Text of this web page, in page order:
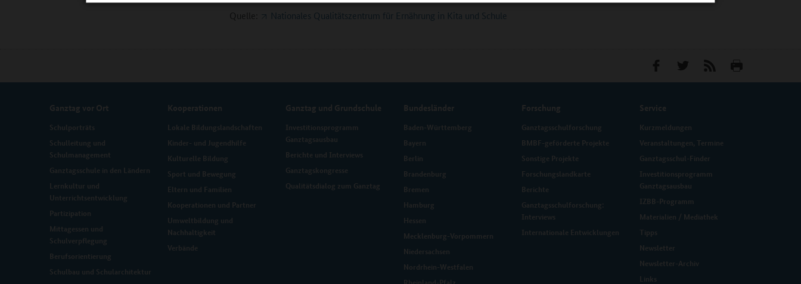
Quelle:
Nationales Qualitätszentrum für Ernährung in Kita und Schule
Ganztag vor Ort
Schulporträts
Schulleitung und
Schulmanagement
Ganztagsschule in den Ländern
Lernkultur und
Unterrichtsentwicklung
Partizipation
Mittagessen und
Schulverpflegung
Berufsorientierung
Schulbau und Schularchitektur
Kooperationen
Lokale Bildungslandschaften
Kinder- und Jugendhilfe
Kulturelle Bildung
Sport und Bewegung
Eltern und Familien
Kooperationen und Partner
Umweltbildung und
Nachhaltigkeit
Verbände
Ganztag und Grundschule
Investitionsprogramm
Ganztagsausbau
Berichte und Interviews
Ganztagskongresse
Qualitätsdialog zum Ganztag
Bundesländer
Baden-Württemberg
Bayern
Berlin
Brandenburg
Bremen
Hamburg
Hessen
Mecklenburg-Vorpommern
Niedersachsen
Nordrhein-Westfalen
Forschung
Ganztagsschulforschung
BMBF-geförderte Projekte
Sonstige Projekte
Forschungslandkarte
Berichte
Ganztagsschulforschung:
Interviews
Internationale Entwicklungen
Service
Kurzmeldungen
Veranstaltungen, Termine
Ganztagsschul-Finder
Investitionsprogramm
Ganztagsausbau
IZBB-Programm
Materialien / Mediathek
Tipps
Newsletter
Newsletter-Archiv
Links